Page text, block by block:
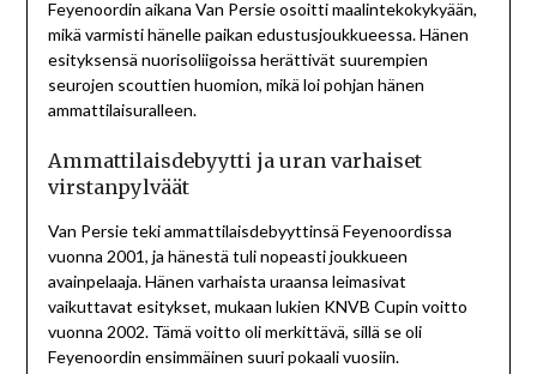
Feyenoordin aikana Van Persie osoitti maalintekokykyään,
mikä varmisti hänelle paikan edustusjoukkueessa. Hänen
esityksensä nuorisoliigoissa herättivät suurempien
seurojen scouttien huomion, mikä loi pohjan hänen
ammattilaisuralleen.
Ammattilaisdebyytti ja uran varhaiset
virstanpylväät
Van Persie teki ammattilaisdebyyttinsä Feyenoordissa
vuonna 2001, ja hänestä tuli nopeasti joukkueen
avainpelaaja. Hänen varhaista uraansa leimasivat
vaikuttavat esitykset, mukaan lukien KNVB Cupin voitto
vuonna 2002. Tämä voitto oli merkittävä, sillä se oli
Feyenoordin ensimmäinen suuri pokaali vuosiin.